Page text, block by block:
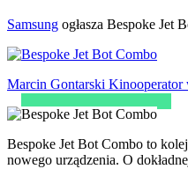
Samsung ogłasza Bespoke Jet
Marcin Gontarski Kinooperator
Bespoke Jet Bot Combo to
nowego urządzenia. O